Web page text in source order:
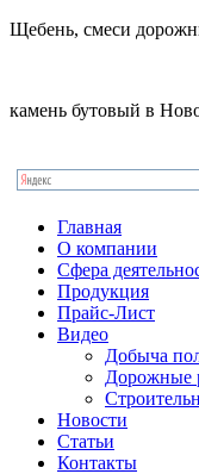
Щебень, смеси
камень бутовый в
Главная
О компании
Сфера
Продукция
Прайс-Лист
Видео
Добыча
Дорожные
Новости
Статьи
Контакты